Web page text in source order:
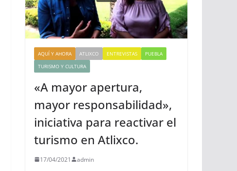
AQUÍ Y AHORA ATLIXCO ENTREVISTAS
PUEBLA
TURISMO Y CULTURA
«A mayor apertura,
mayor responsabilidad»,
iniciativa para reactivar el
turismo en Atlixco.
17/04/2021 admin